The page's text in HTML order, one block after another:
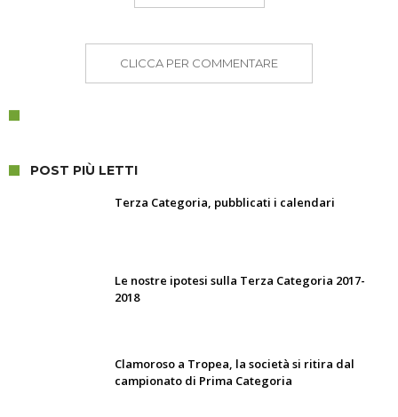
CLICCA PER COMMENTARE
POST PIÙ LETTI
Terza Categoria, pubblicati i calendari
Le nostre ipotesi sulla Terza Categoria 2017-
2018
Clamoroso a Tropea, la società si ritira dal
campionato di Prima Categoria